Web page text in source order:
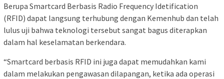
Berupa Smartcard Berbasis Radio Frequency Idetification
(RFID) dapat langsung terhubung dengan Kemenhub dan telah
lulus uji bahwa teknologi tersebut sangat bagus diterapkan
dalam hal keselamatan berkendara.
“Smartcard berbasis RFID ini juga dapat memudahkan kami
dalam melakukan pengawasan dilapangan, ketika ada operasi